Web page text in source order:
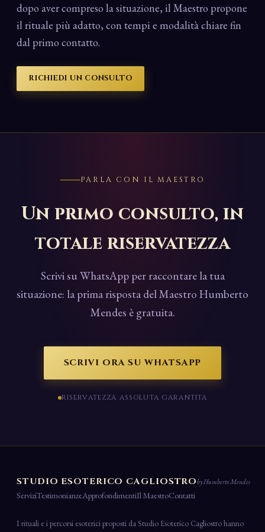
dopo aver compreso la situazione, il Maestro propone
il rituale più adatto, con tempi e modalità chiare fin
dal primo contatto.
RICHIEDI UN CONSULTO
PARLA CON IL MAESTRO
Un primo consulto, in
totale riservatezza
Scrivi su WhatsApp per raccontare la tua
situazione: la prima risposta del Maestro Humberto
Mendes è gratuita.
SCRIVI ORA SU WHATSAPP
RISERVATEZZA ASSOLUTA GARANTITA
STUDIO ESOTERICO CAGLIOSTROby Humberto Mendes
ServiziTestimonianzeApprofondimentiIl MaestroContatti
I rituali e i percorsi esoterici proposti da Studio Esoterico Cagliostro hanno